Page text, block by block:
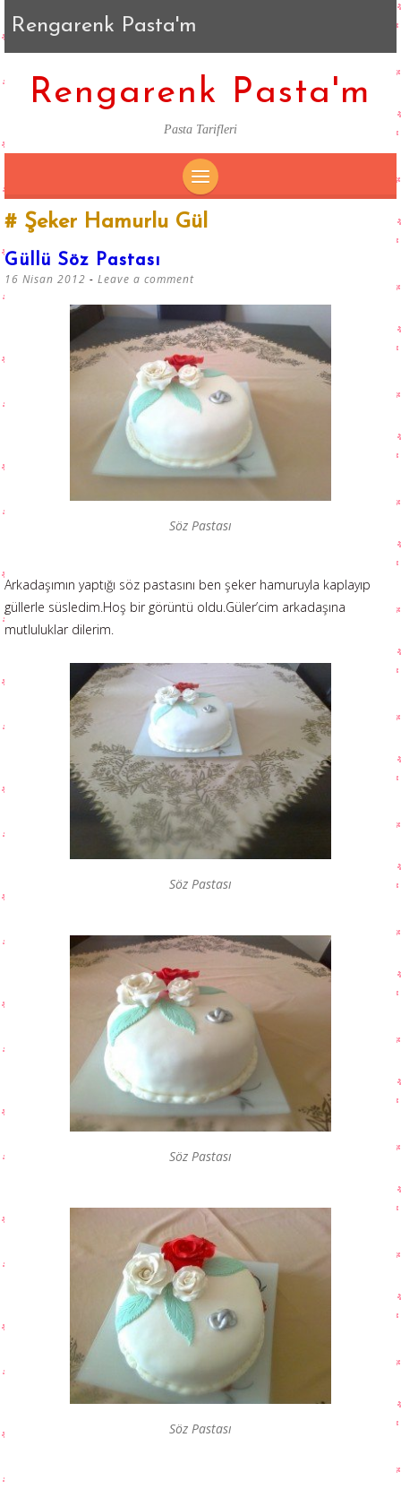
Rengarenk Pasta'm
Rengarenk Pasta'm
Pasta Tarifleri
SKIP
TO
Şeker Hamurlu Gül
Güllü Söz Pastası
16 Nisan 2012 Leave a comment
Söz Pastası
Arkadaşımın yaptığı söz pastasını ben şeker hamuruyla kaplayıp
güllerle süsledim.Hoş bir görüntü oldu.Güler’cim arkadaşına
mutluluklar dilerim.
Söz Pastası
Söz Pastası
Söz Pastası